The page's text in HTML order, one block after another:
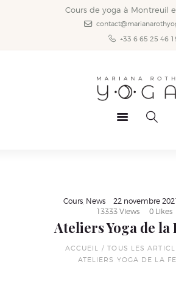
Cours de yoga à Montreuil
+33 6 65 25 46
Cours News 22 novembre
13333 Views 0 Likes
Ateliers Yoga de la
ACCUEIL TOUS LES
ATELIERS YOGA DE LA
Accueil
Styles de yoga
Infos pratiques